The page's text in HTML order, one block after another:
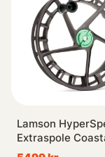
Lamson
Extraspole
#7/9